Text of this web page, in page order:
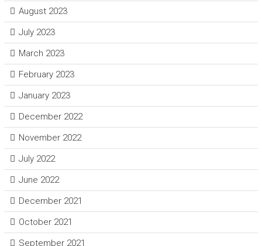
August 2023
July 2023
March 2023
February 2023
January 2023
December 2022
November 2022
July 2022
June 2022
December 2021
October 2021
September 2021